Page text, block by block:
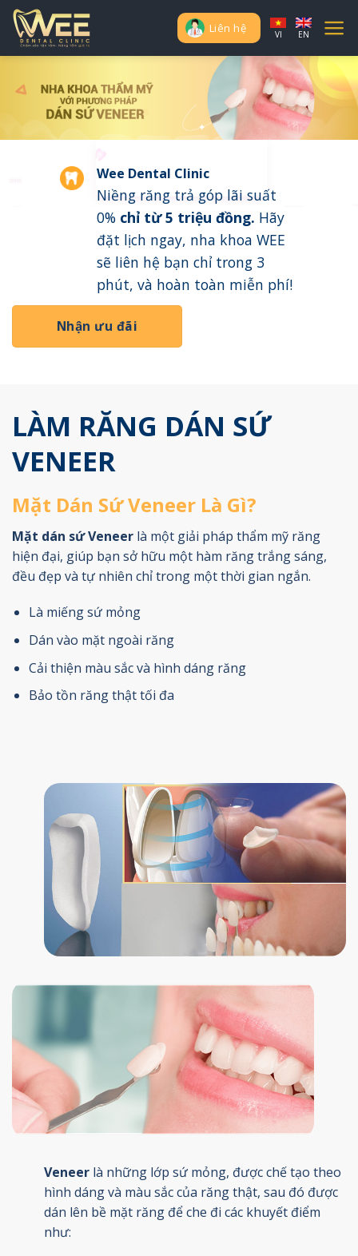
Skip
content
Liên hệ VI EN
Wee Dental Clinic
Niềng răng trả góp lãi suất
0% chỉ từ 5 triệu đồng. Hãy
đặt lịch ngay, nha khoa WEE
sẽ liên hệ bạn chỉ trong 3
phút, và hoàn toàn miễn phí!
Nhận ưu đãi
LÀM RĂNG DÁN SỨ
VENEER
Mặt Dán Sứ Veneer Là Gì?
Mặt dán sứ Veneer là một giải pháp thẩm mỹ răng
hiện đại, giúp bạn sở hữu một hàm răng trắng sáng,
đều đẹp và tự nhiên chỉ trong một thời gian ngắn.
Là miếng sứ mỏng
Dán vào mặt ngoài răng
Cải thiện màu sắc và hình dáng răng
Bảo tồn răng thật tối đa
Veneer là những lớp sứ mỏng, được chế tạo theo
hình dáng và màu sắc của răng thật, sau đó được
dán lên bề mặt răng để che đi các khuyết điểm
như: